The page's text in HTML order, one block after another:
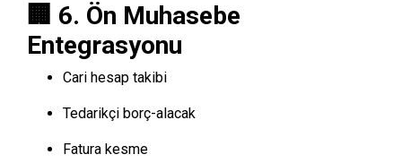
🏢 6. Ön Muhasebe
Entegrasyonu
Cari hesap takibi
Tedarikçi borç-alacak
Fatura kesme